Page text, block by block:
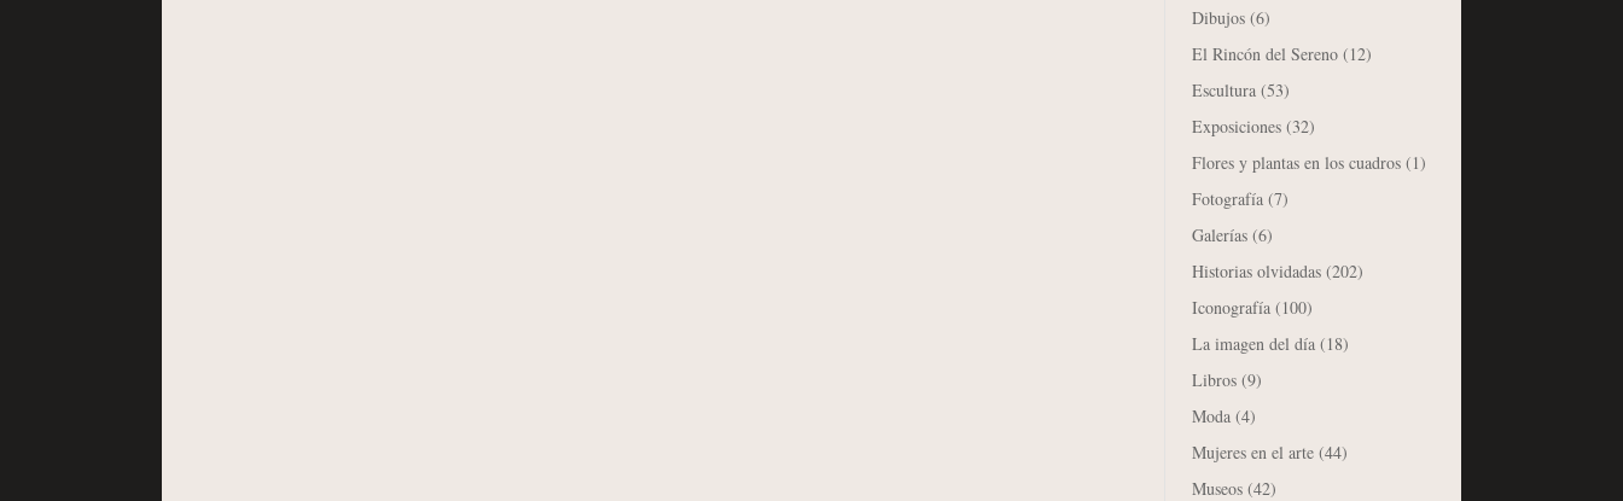
Dibujos (6)
El Rincón del Sereno (12)
Escultura (53)
Exposiciones (32)
Flores y plantas en los cuadros (1)
Fotografía (7)
Galerías (6)
Historias olvidadas (202)
Iconografía (100)
La imagen del día (18)
Libros (9)
Moda (4)
Mujeres en el arte (44)
Museos (42)